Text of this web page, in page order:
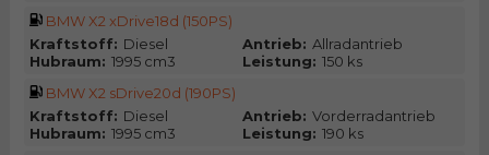
BMW X2 xDrive18d (150PS)
Kraftstoff: Diesel Antrieb: Allradantrieb
Hubraum: 1995 cm3 Leistung: 150 ks
BMW X2 sDrive20d (190PS)
Kraftstoff: Diesel Antrieb: Vorderradantrieb
Hubraum: 1995 cm3 Leistung: 190 ks